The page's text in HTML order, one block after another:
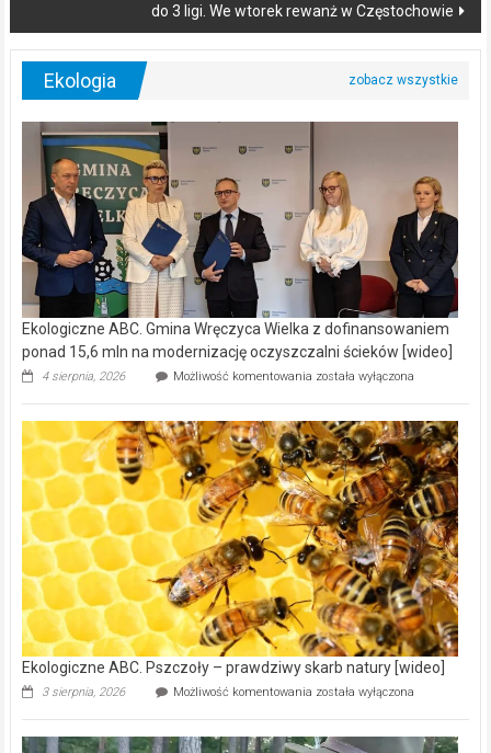
do 3 ligi. We wtorek rewanż w Częstochowie
Ekologia
Ekologiczne ABC. Gmina Wręczyca Wielka z dofinansowaniem
ponad 15,6 mln na modernizację oczyszczalni ścieków [wideo]
4 sierpnia, 2026 Możliwość komentowania Ekologiczne
Wręczyca
Wielka
z
dofinansowaniem
ponad
15,6
mln
na
modernizację
oczyszczalni
ścieków
[wideo]
została wyłączona
Ekologiczne ABC. Pszczoły – prawdziwy skarb natury [wideo]
3 sierpnia, 2026 Możliwość komentowania Ekologiczne
–
została wyłączona